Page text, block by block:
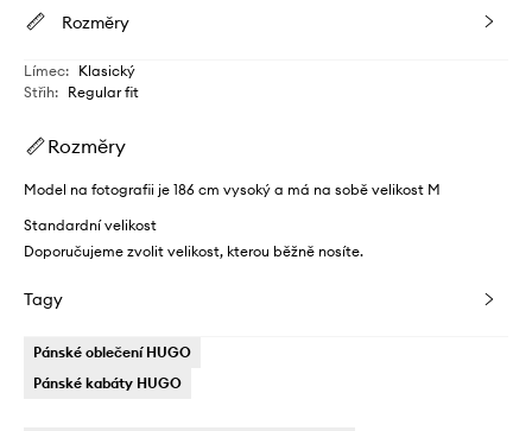
Rozměry
Límec: Klasický
Střih: Regular fit
Rozměry
Model na fotografii je 186 cm vysoký a má na sobě velikost M
Standardní velikost
Doporučujeme zvolit velikost, kterou běžně nosíte.
Tagy
Pánské oblečení HUGO
Pánské kabáty HUGO